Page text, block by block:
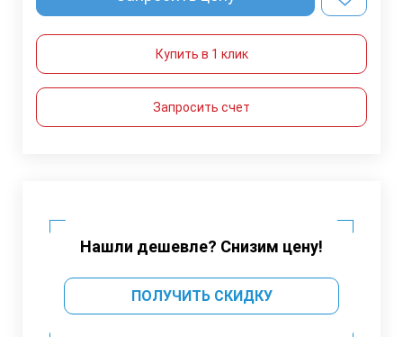
Купить в 1 клик
Запросить счет
Нашли дешевле? Снизим цену!
ПОЛУЧИТЬ СКИДКУ